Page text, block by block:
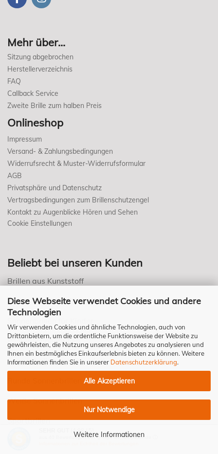
Diese Webseite verwendet Cookies und andere
Technologien
Wir verwenden Cookies und ähnliche Technologien, auch von
Drittanbietern, um die ordentliche Funktionsweise der Website zu
gewährleisten, die Nutzung unseres Angebotes zu analysieren und
Ihnen ein bestmögliches Einkaufserlebnis bieten zu können. Weitere
Informationen finden Sie in unserer Datenschutzerklärung.
Alle Akzeptieren
Nur Notwendige
Weitere Informationen
Mehr über...
Sitzung abgebrochen
Herstellerverzeichnis
FAQ
Callback Service
Zweite Brille zum halben Preis
Onlineshop
Impressum
Versand- & Zahlungsbedingungen
Widerrufsrecht & Muster-Widerrufsformular
AGB
Privatsphäre und Datenschutz
Vertragsbedingungen zum Brillenschutzengel
Kontakt zu Augenblicke Hören und Sehen
Cookie Einstellungen
Beliebt bei unseren Kunden
Brillen aus Kunststoff
Brillen von Einstoffen
Pilotensonnenbrillen
Sonnenbrillen von Davidoff
Weiße Sonnenbrillen
Sportbrillen
(4.98 / 5)
Bewertungen bei: google.de, shopvote.de ⓘ